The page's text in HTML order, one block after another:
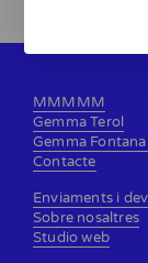
MMMMM
Gemma Terol
Gemma
Contacte
Enviaments i
Sobre nosaltres
Studio web